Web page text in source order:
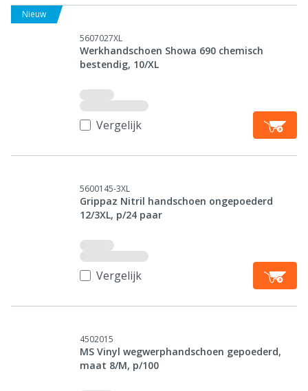
Nieuw
5607027XL
Werkhandschoen Showa 690 chemisch
bestendig, 10/XL
Vergelijk
5600145-3XL
Grippaz Nitril handschoen ongepoederd
12/3XL, p/24 paar
Vergelijk
4502015
MS Vinyl wegwerphandschoen gepoederd,
maat 8/M, p/100